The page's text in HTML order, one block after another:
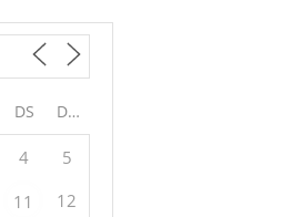
DS DG
4
5
11
12